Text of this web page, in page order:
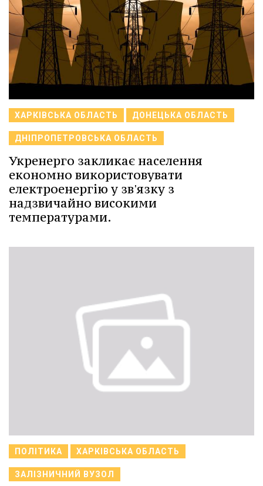
ХАРКІВСЬКА ОБЛАСТЬ ДОНЕЦЬКА ОБЛАСТЬ
ДНІПРОПЕТРОВСЬКА ОБЛАСТЬ
Укренерго закликає населення
економно використовувати
електроенергію у зв'язку з
надзвичайно високими
температурами.
ПОЛІТИКА ХАРКІВСЬКА ОБЛАСТЬ
ЗАЛІЗНИЧНИЙ ВУЗОЛ